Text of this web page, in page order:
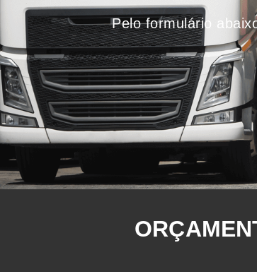
Pelo formulário